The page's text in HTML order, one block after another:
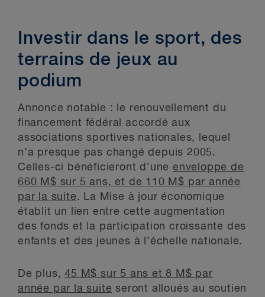
Investir dans le sport, des
terrains de jeux au
podium
Annonce notable : le renouvellement du
financement fédéral accordé aux
associations sportives nationales, lequel
n’a presque pas changé depuis 2005.
Celles-ci bénéficieront d’uneenveloppe de
660 M$ sur 5 ans, et de 110 M$ par année
par la suite. La Mise à jour économique
établit un lien entre cette augmentation
des fonds et la participation croissante des
enfants et des jeunes à l’échelle nationale.
De plus,45 M$ sur 5 ans et 8 M$ par
année par la suite seront alloués au soutien